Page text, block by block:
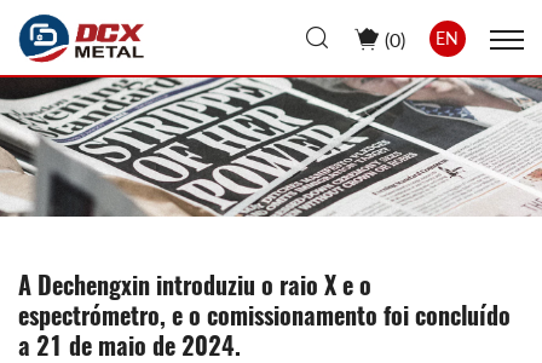
(0) EN
A Dechengxin introduziu o raio X e o
espectrómetro, e o comissionamento foi concluído
a 21 de maio de 2024.